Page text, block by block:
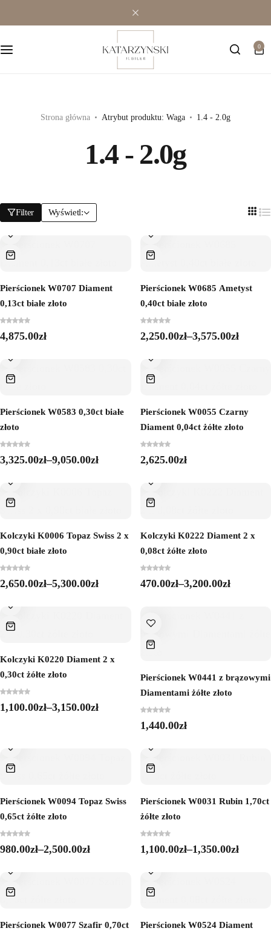
0
Strona główna Atrybut produktu: Waga 1.4 - 2.0g
1.4 - 2.0g
Filter Wyświetl:
Pierścionek W0707 Diament
0,13ct białe złoto
4,875.00zł
Pierścionek W0685 Ametyst
0,40ct białe złoto
2,250.00zł–3,575.00zł
Pierścionek W0583 0,30ct białe
złoto
3,325.00zł–9,050.00zł
Pierścionek W0055 Czarny
Diament 0,04ct żółte złoto
2,625.00zł
Kolczyki K0006 Topaz Swiss 2 x
0,90ct białe złoto
2,650.00zł–5,300.00zł
Kolczyki K0222 Diament 2 x
0,08ct żółte złoto
470.00zł–3,200.00zł
Kolczyki K0220 Diament 2 x
0,30ct żółte złoto
1,100.00zł–3,150.00zł
Pierścionek W0441 z brązowymi
Diamentami żółte złoto
1,440.00zł
Pierścionek W0094 Topaz Swiss
0,65ct żółte złoto
980.00zł–2,500.00zł
Pierścionek W0031 Rubin 1,70ct
żółte złoto
1,100.00zł–1,350.00zł
Pierścionek W0077 Szafir 0,70ct
Pierścionek W0524 Diament
Premium
Naszyjniki
Pozostała biżuteria